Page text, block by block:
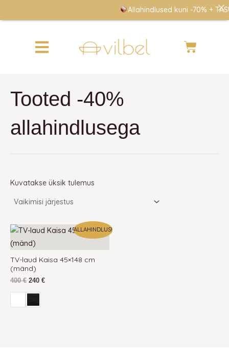
to
Cart
Tooted -40%
allahindlusega
Kuvatakse üksik tulemus
ALLAHINDLUS!
TV-laud Kaisa 45×148 cm
(mänd)
400€
Algne
oli:
240 €
Praegune
Allahindlused kuni -70% +